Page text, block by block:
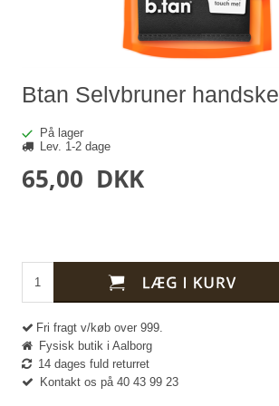
Btan Selvbruner handske
På lager
Lev. 1-2 dage
65,00 DKK
Fri fragt v/køb over 999.
Fysisk butik i Aalborg
14 dages fuld returret
Kontakt os på 40 43 99 23